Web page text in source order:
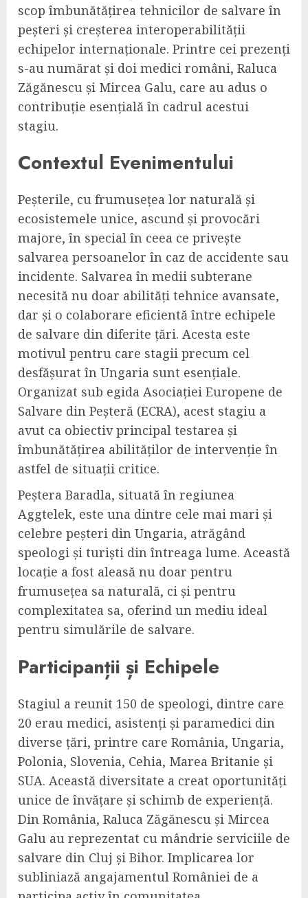
scop îmbunătățirea tehnicilor de salvare în
peșteri și creșterea interoperabilității
echipelor internaționale. Printre cei prezenți
s-au numărat și doi medici români, Raluca
Zăgănescu și Mircea Galu, care au adus o
contribuție esențială în cadrul acestui
stagiu.
Contextul Evenimentului
Peșterile, cu frumusețea lor naturală și
ecosistemele unice, ascund și provocări
majore, în special în ceea ce privește
salvarea persoanelor în caz de accidente sau
incidente. Salvarea în medii subterane
necesită nu doar abilități tehnice avansate,
dar și o colaborare eficientă între echipele
de salvare din diferite țări. Acesta este
motivul pentru care stagii precum cel
desfășurat în Ungaria sunt esențiale.
Organizat sub egida Asociației Europene de
Salvare din Peșteră (ECRA), acest stagiu a
avut ca obiectiv principal testarea și
îmbunătățirea abilităților de intervenție în
astfel de situații critice.
Peștera Baradla, situată în regiunea
Aggtelek, este una dintre cele mai mari și
celebre peșteri din Ungaria, atrăgând
speologi și turiști din întreaga lume. Această
locație a fost aleasă nu doar pentru
frumusețea sa naturală, ci și pentru
complexitatea sa, oferind un mediu ideal
pentru simulările de salvare.
Participanții și Echipele
Stagiul a reunit 150 de speologi, dintre care
20 erau medici, asistenți și paramedici din
diverse țări, printre care România, Ungaria,
Polonia, Slovenia, Cehia, Marea Britanie și
SUA. Această diversitate a creat oportunități
unice de învățare și schimb de experiență.
Din România, Raluca Zăgănescu și Mircea
Galu au reprezentat cu mândrie serviciile de
salvare din Cluj și Bihor. Implicarea lor
subliniază angajamentul României de a